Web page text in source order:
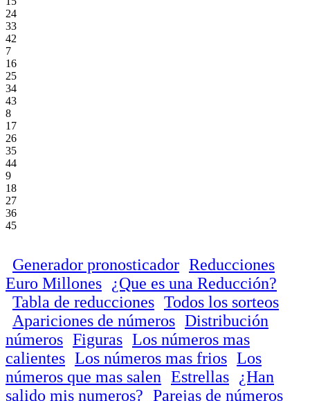
24
33
42
7
16
25
34
43
8
17
26
35
44
9
18
27
36
45
Generador pronosticador Reducciones
Euro Millones
¿Que es una Reducción?
Tabla de reducciones Todos los sorteos
Apariciones de números Distribución
números Figuras Los números mas
calientes Los números mas frios Los
números que mas salen Estrellas
¿Han
salido mis numeros? Parejas de números